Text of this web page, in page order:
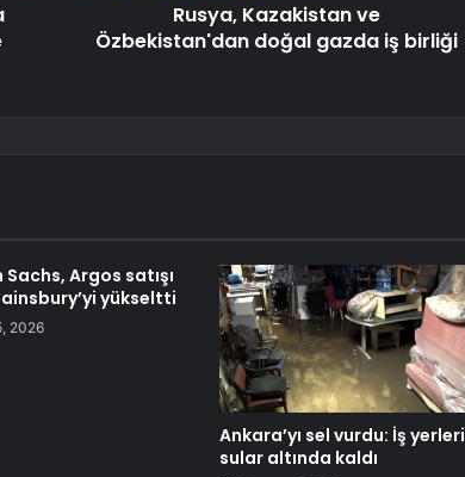
Rusya, Kazakistan ve
Özbekistan'dan doğal gazda iş birliği
Argos satışı
yükseltti
2026
Ankara’yı sel vurdu: İş yerleri
sular altında kaldı